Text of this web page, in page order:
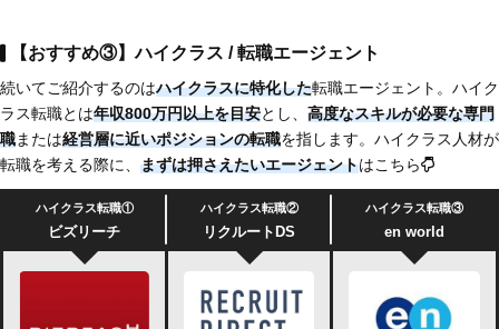
【おすすめ③】ハイクラス / 転職エージェント
続いてご紹介するのはハイクラスに特化した転職エージェント。ハイク
ラス転職とは年収800万円以上を目安とし、 高度なスキルが必要な専門
職または経営層に近いポジションの転職を指します。ハイクラス人材が
転職を考える際に、 まずは押さえたいエージェントはこちら
ハイクラス転職①
ビズリーチ
ハイクラス転職②
リクルートDS
ハイクラス転職③
en world